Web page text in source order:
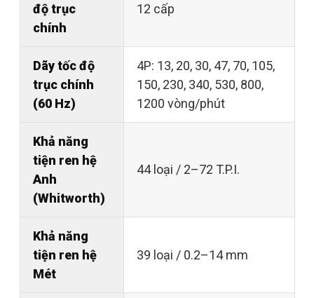
độ trục
chính
12 cấp
Dãy tốc độ
trục chính
(60 Hz)
4P: 13, 20, 30, 47, 70, 105,
150, 230, 340, 530, 800,
1200 vòng/phút
Khả năng
tiện ren hệ
Anh
(Whitworth)
44 loại / 2–72 T.P.I.
Khả năng
tiện ren hệ
Mét
39 loại / 0.2–14 mm